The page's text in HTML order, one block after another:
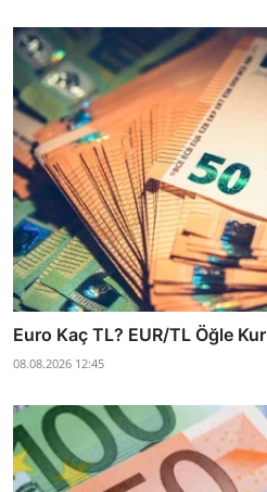
Euro Kaç TL? EUR/TL Öğle
08.08.2026 12:45